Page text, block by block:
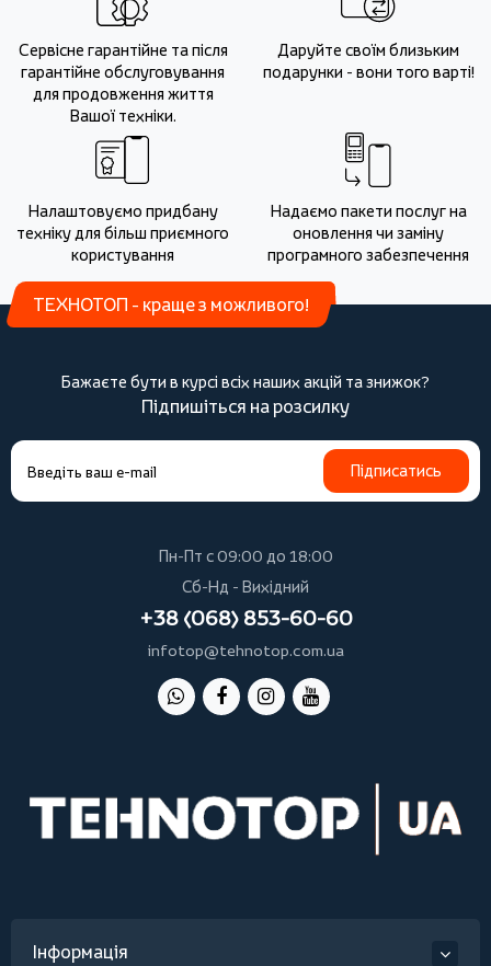
Сервісне гарантійне та після
гарантійне обслуговування
для продовження життя
Вашої техніки.
Даруйте своїм близьким
подарунки - вони того варті!
Налаштовуємо придбану
техніку для більш приємного
користування
Надаємо пакети послуг на
оновлення чи заміну
програмного забезпечення
ТЕХНОТОП - краще з можливого!
Бажаєте бути в курсі всіх наших акцій та знижок?
Підпишіться на розсилку
Підписатись
Пн-Пт с 09:00 до 18:00
Сб-Нд - Вихідний
+38 (068) 853-60-60
infotop@tehnotop.com.ua
Інформація